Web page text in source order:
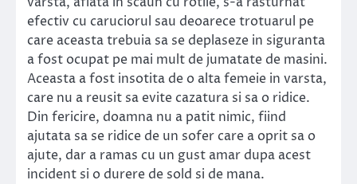
efectiv cu caruciorul sau deoarece trotuarul pe
care aceasta trebuia sa se deplaseze in siguranta
a fost ocupat pe mai mult de jumatate de masini.
Aceasta a fost insotita de o alta femeie in varsta,
care nu a reusit sa evite cazatura si sa o ridice.
Din fericire, doamna nu a patit nimic, fiind
ajutata sa se ridice de un sofer care a oprit sa o
ajute, dar a ramas cu un gust amar dupa acest
incident si o durere de sold si de mana.